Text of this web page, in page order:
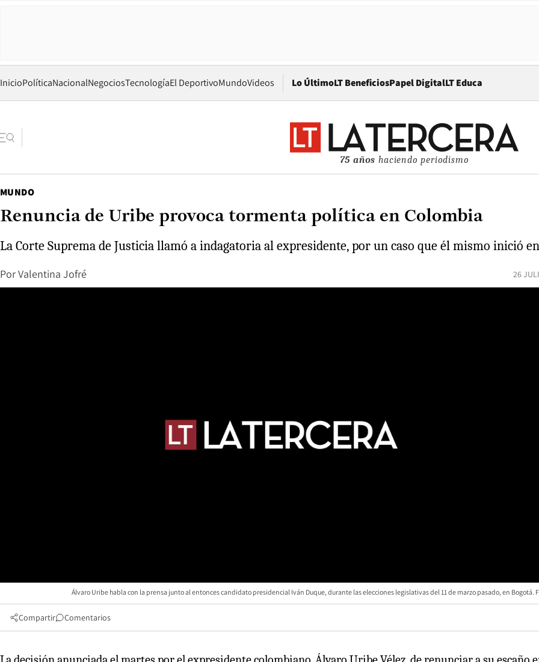
InicioPolíticaNacionalNegociosTecnologíaEl DeportivoMundoVideos Lo ÚltimoLT BeneficiosPapel DigitalOpens in new window
LT Educa
75 años haciendo periodismo
MUNDO
Renuncia de Uribe provoca tormenta política en Colombia
La Corte Suprema de Justicia llamó a indagatoria al expresidente, por un caso que él mismo inició en
PorValentina Jofré 26
Álvaro Uribe habla con la prensa junto al entonces candidato presidencial Iván Duque, durante las elecciones legislativas del 11 de marzo pasado, en Bogotá.
Compartir Comentarios